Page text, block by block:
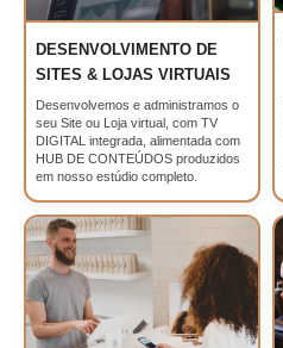
DESENVOLVIMENTO DE
SITES & LOJAS VIRTUAIS
Desenvolvemos e administramos o
seu Site ou Loja virtual, com TV
DIGITAL integrada, alimentada com
HUB DE CONTEÚDOS produzidos
em nosso estúdio completo.